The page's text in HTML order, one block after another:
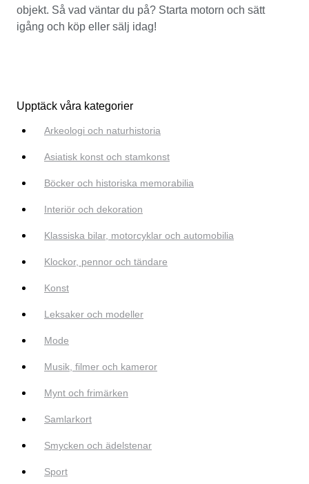
objekt. Så vad väntar du på? Starta motorn och sätt
igång och köp eller sälj idag!
Upptäck våra kategorier
Arkeologi och naturhistoria
Asiatisk konst och stamkonst
Böcker och historiska memorabilia
Interiör och dekoration
Klassiska bilar, motorcyklar och automobilia
Klockor, pennor och tändare
Konst
Leksaker och modeller
Mode
Musik, filmer och kameror
Mynt och frimärken
Samlarkort
Smycken och ädelstenar
Sport